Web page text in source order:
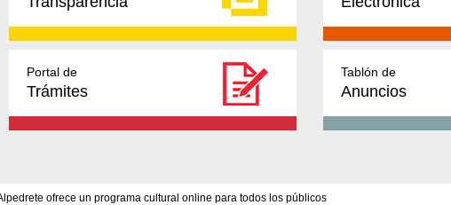
Portal de
Trámites
Tablón de
Anuncios
ofrece un programa cultural online para todos los públicos